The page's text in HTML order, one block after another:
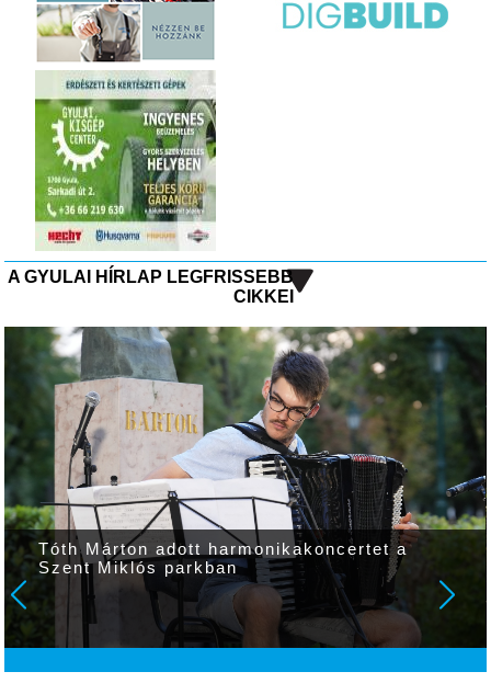
A GYULAI HÍRLAP LEGFRISSEBB
CIKKEI
Tóth Márton adott harmonikakoncertet a
Szent Miklós parkban